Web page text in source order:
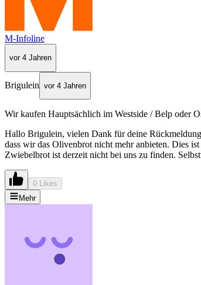
M-Infoline
vor 4 Jahren
Brigulein vor 4 Jahren
Wir kaufen Hauptsächlich im Westside / Belp oder
Hallo Brigulein, vielen Dank für deine
dass wir das Olivenbrot nicht mehr anbieten. Dies
Zwiebelbrot ist derzeit nicht bei uns zu finden.
0 Likes
Mehr